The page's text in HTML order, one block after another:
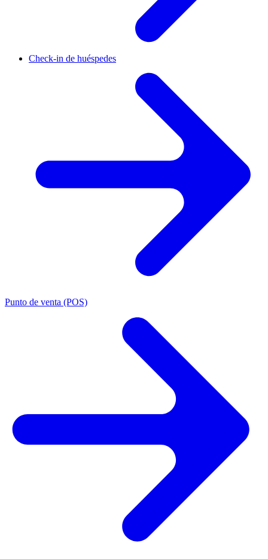
Check-in de huéspedes
Punto de venta (POS)